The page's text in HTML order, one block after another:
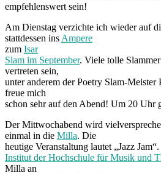
empfehlenswert sein!
Am Dienstag verzichte ich wieder auf
stattdessen ins Ampere
zum Isar
Slam im September. Viele tolle
vertreten sein,
unter anderem der Poetry Slam-Meister
freue mich
schon sehr auf den Abend! Um 20 Uhr
Der Mittwochabend wird
einmal in die Milla. Die
heutige Veranstaltung lautet „Jazz
Institut der Hochschule für Musik und
Milla an